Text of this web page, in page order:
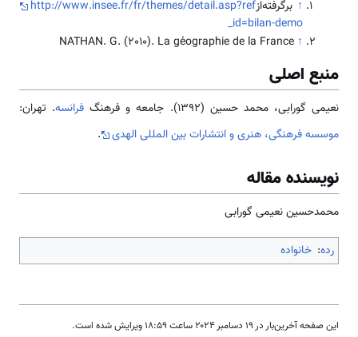
↑ برگرفته‌ازhttp://www.insee.fr/fr/themes/detail.asp?ref
_id=bilan-demo
↑
NATHAN. G. (2010). La géographie de la France
منبع اصلی
نعيمی گورابی، محمد حسين (1392). جامعه و فرهنگ فرانسه. تهران:
موسسه فرهنگی، هنری و انتشارات بین المللی الهدی
.
نویسنده مقاله
محمدحسین نعیمی گورابی
رده: خانواده
این صفحه آخرین‌بار در ‏۱۹ دسامبر ۲۰۲۴ ساعت ‏۱۸:۵۹ ویرایش شده است.